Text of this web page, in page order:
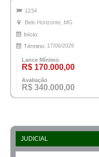
1234
Belo Horizonte, MG
Início:
Término: 17/06/2026
Lance Mínimo
R$ 170.000,00
Avaliação
R$ 340.000,00
JUDICIAL